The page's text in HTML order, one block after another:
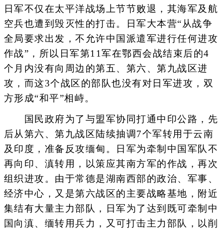
日军不仅在太平洋战场上节节败退，其海军及航
空兵也遭到毁灭性的打击。日军大本营“从战争
全局要求出发，不允许中国派遣军进行任何进攻
作战”，所以日军第11军在鄂西会战结束后的4
个月内没有向周边的第五、第六、第九战区进
攻，而这3个战区的部队也没有对日军进攻，双
方形成“和平”相峙。
国民政府为了与盟军协同打通中印公路，先
后从第六、第九战区陆续抽调7个军转用于云南
及印度，准备反攻缅甸。日军为牵制中国军队不
再向印、滇转用，以策应其南方军的作战，再次
组织进攻。由于常德是湖南西部的政治、军事、
经济中心，又是第六战区的主要战略基地，附近
集结有大量主力部队，日军为了达到既可牵制中
国向滇、缅转用兵力，又可打击主力部队，以削